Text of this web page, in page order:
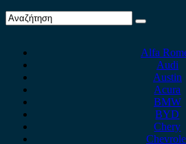
Alfa
Audi
Austin
Acura
BMW
BYD
Chery